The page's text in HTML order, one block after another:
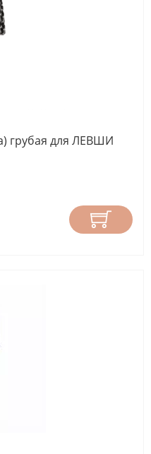
грубая для ЛЕВШИ